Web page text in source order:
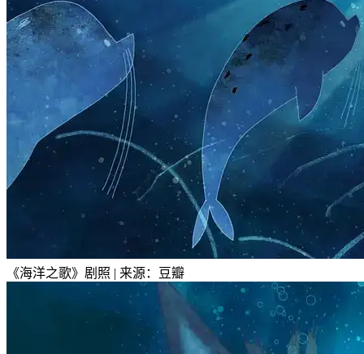
《海洋之歌》剧照 | 来源：豆瓣